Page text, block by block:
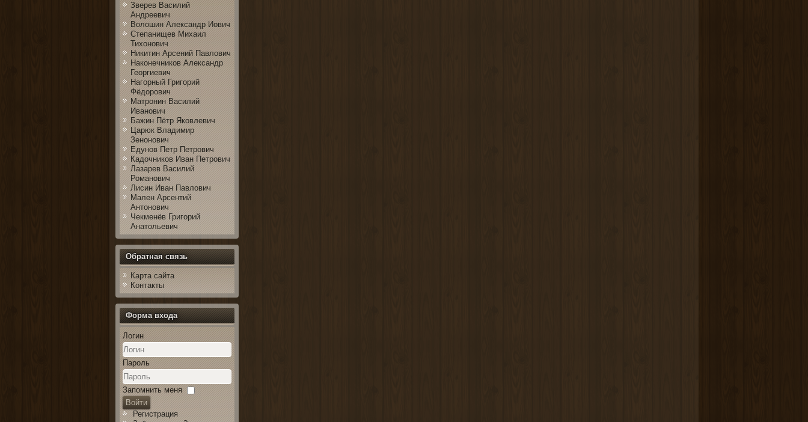
Зверев Василий
Андреевич
Волошин Александр Иович
Степанищев Михаил
Тихонович
Никитин Арсений Павлович
Наконечников Александр
Георгиевич
Нагорный Григорий
Фёдорович
Матронин Василий
Иванович
Бажин Пётр Яковлевич
Царюк Владимир
Зенонович
Едунов Петр Петрович
Кадочников Иван Петрович
Лазарев Василий
Романович
Лисин Иван Павлович
Мален Арсентий
Антонович
Чекменёв Григорий
Анатольевич
Обратная связь
Карта сайта
Контакты
Форма входа
Логин
Пароль
Запомнить меня
Войти
Регистрация